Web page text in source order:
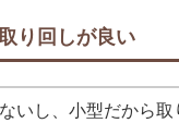
り回しが良い
いし、小型だから取